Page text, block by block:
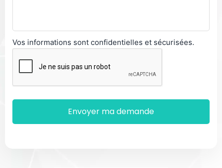
Vos informations sont confidentielles et sécurisées.